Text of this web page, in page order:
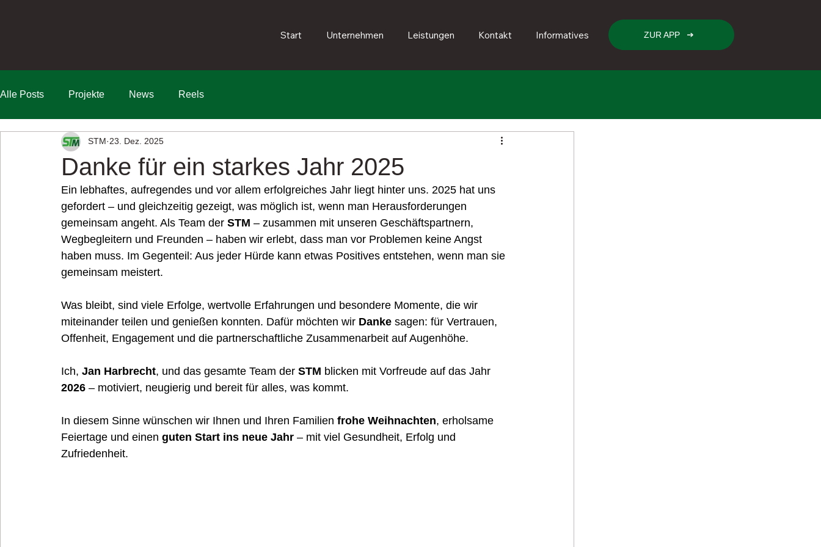
Start Unternehmen Leistungen Kontakt Informatives ZUR APP
Alle Posts Projekte News Reels
Danke für ein starkes Jahr 2025
STM 23. Dez. 2025
Ein lebhaftes, aufregendes und vor allem erfolgreiches Jahr liegt hinter uns. 2025 hat uns
gefordert – und gleichzeitig gezeigt, was möglich ist, wenn man Herausforderungen
gemeinsam angeht. Als Team der STM – zusammen mit unseren Geschäftspartnern,
Wegbegleitern und Freunden – haben wir erlebt, dass man vor Problemen keine Angst
haben muss. Im Gegenteil: Aus jeder Hürde kann etwas Positives entstehen, wenn man sie
gemeinsam meistert.
Was bleibt, sind viele Erfolge, wertvolle Erfahrungen und besondere Momente, die wir
miteinander teilen und genießen konnten. Dafür möchten wir Danke sagen: für Vertrauen,
Offenheit, Engagement und die partnerschaftliche Zusammenarbeit auf Augenhöhe.
Ich, Jan Harbrecht, und das gesamte Team der STM blicken mit Vorfreude auf das Jahr
2026 – motiviert, neugierig und bereit für alles, was kommt.
In diesem Sinne wünschen wir Ihnen und Ihren Familien frohe Weihnachten, erholsame
Feiertage und einen guten Start ins neue Jahr – mit viel Gesundheit, Erfolg und
Zufriedenheit.